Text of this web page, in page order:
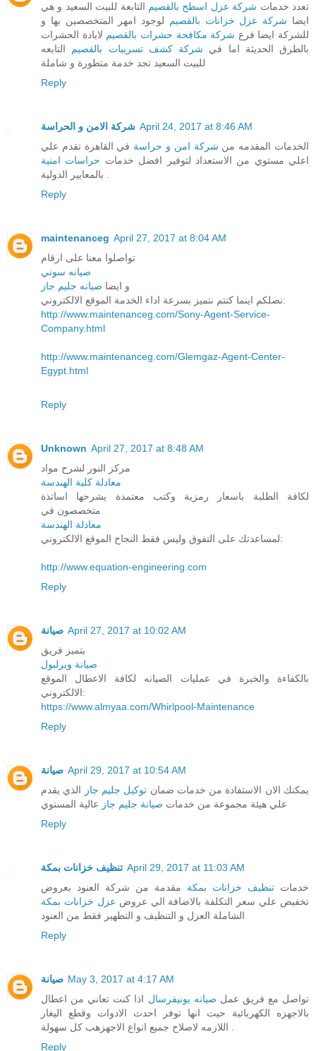
تعدد خدمات شركة عزل اسطح بالقصيم التابعة للبيت السعيد و هي
ايضا شركة عزل خزانات بالقصيم
لوجود امهر المتخصصين بها و
للشركة ايضا فرع شركة مكافحة حشرات بالقصيم لابادة الحشرات
بالطرق الحديثة اما في شركة كشف تسريبات بالقصيم
التابعه
للبيت السعيد تجد خدمة متطورة و شاملة
Reply
شركة الامن و الحراسة April 24, 2017 at 8:46 AM
الخدمات المقدمه من شركة امن و حراسة في القاهرة تقدم علي
اعلي مستوي من الاستعداد لتوفير افضل خدمات حراسات امنية
Reply
maintenanceg April 27, 2017 at 8:04 AM
تواصلوا معنا على ارقام
صيانه سوني
و ايضا صيانه جليم جاز
نصلكم اينما كنتم نتميز بسرعة اداء الخدمة الموقع الالكتروني:
http://www.maintenanceg.com/Sony-Agent-Service-
Company.html
http://www.maintenanceg.com/Glemgaz-Agent-Center-
Egypt.html
Reply
Unknown April 27, 2017 at 8:48 AM
مركز النور لشرح مواد
معادلة كلية الهندسة
لكافة الطلبة باسعار رمزية وكتب معتمدة يشرحها اساتذة
متخصصون في
معادلة الهندسة
لمساعدتك على التفوق وليس فقط النجاح الموقع الالكتروني:
http://www.equation-engineering.com
Reply
صيانة April 27, 2017 at 10:02 AM
يتميز فريق
صيانة ويرلبول
بالكفاءة والخبرة في عمليات الصيانه لكافة الاعطال الموقع
الالكتروني:
https://www.almyaa.com/Whirlpool-Maintenance
Reply
صيانة April 29, 2017 at 10:54 AM
يمكنك الان الاستفادة من خدمات ضمان توكيل جليم جاز
الذي يقدم
علي هيئة مجموعة من خدمات صيانة جليم جاز عالية المستوي
Reply
تنظيف خزانات بمكة April 29, 2017 at 11:03 AM
خدمات تنظيف خزانات بمكة مقدمة من شركة العنود بعروض
تخفيض علي سعر التكلفة بالاضافة الي عروض عزل خزانات بمكة
الشاملة العزل و التنظيف و التطهير فقط من العنود
Reply
صيانة May 3, 2017 at 4:17 AM
تواصل مع فريق عمل صيانه يونيفرسال اذا كنت تعاني من اعطال
بالاجهزه الكهربائية حيث انها توفر احدث الادوات وقطع اليغار
Reply